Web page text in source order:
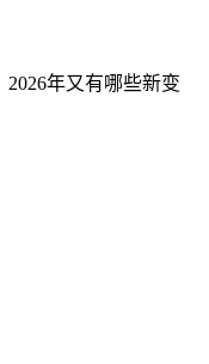
2026年又有哪些新变